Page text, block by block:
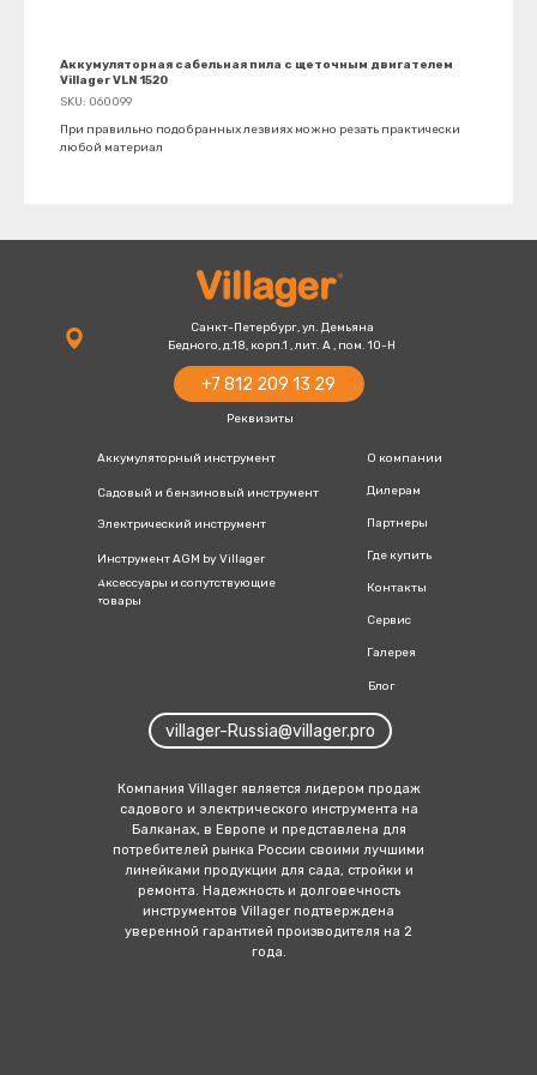
Аккумуляторная сабельная пила с щеточным двигателем
Villager VLN 1520
SKU: 060099
При правильно подобранных лезвиях можно резать практически
любой материал
Аккумуляторный инструмент
Садовый и бензиновый инструмент
Электрический инструмент
Инструмент AGM by Villager
Дилерам
О компании
Где купить
Контакты
Аксессуары и сопутствующие
товары
Сервис
Галерея
+7 812 209 13 29
villager-Russia@villager.pro
Санкт-Петербург, ул. Демьяна
Бедного, д.18, корп.1 , лит. А , пом. 10-Н
Компания Villager является лидером продаж
садового и электрич еского инструмента на
Балканах, в Европе и представлена для
потребителей рынка России своими лучшими
линейка ми продукции для сада, стройки и
ремонта. Надежность и долговечность
инструментов Villager подтверждена
уверенной гарантией производителя на 2
года.
Блог
Партнеры
Реквизиты